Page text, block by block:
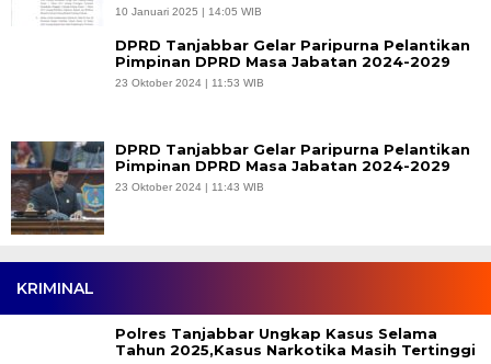
10 Januari 2025 | 14:05 WIB
DPRD Tanjabbar Gelar Paripurna Pelantikan
Pimpinan DPRD Masa Jabatan 2024-2029
23 Oktober 2024 | 11:53 WIB
DPRD Tanjabbar Gelar Paripurna Pelantikan
Pimpinan DPRD Masa Jabatan 2024-2029
23 Oktober 2024 | 11:43 WIB
KRIMINAL
Polres Tanjabbar Ungkap Kasus Selama
Tahun 2025,Kasus Narkotika Masih Tertinggi